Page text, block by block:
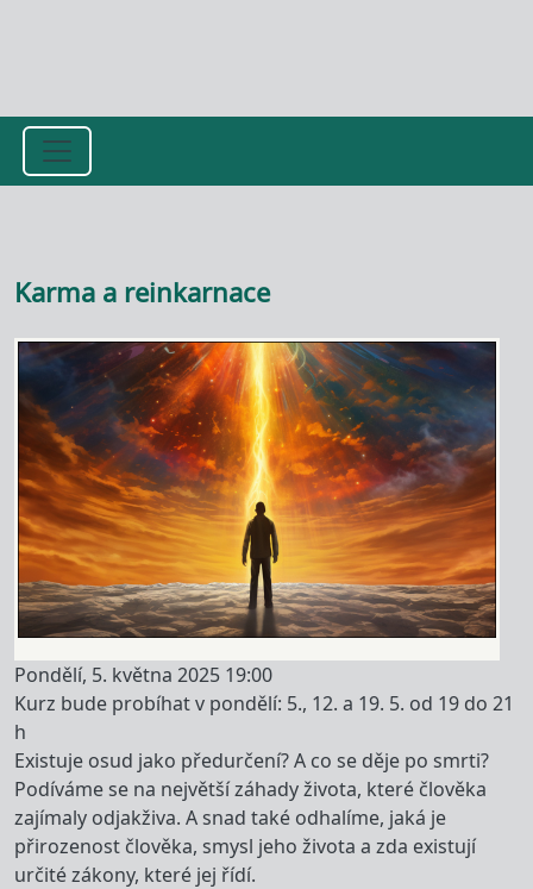
Přejít k hlavnímu obsahu
Karma a reinkarnace
Pondělí, 5. května 2025 19:00
Kurz bude probíhat v pondělí: 5., 12. a 19. 5. od 19 do 21
h
Existuje osud jako předurčení? A co se děje po smrti?
Podíváme se na největší záhady života, které člověka
zajímaly odjakživa. A snad také odhalíme, jaká je
přirozenost člověka, smysl jeho života a zda existují
určité zákony, které jej řídí.